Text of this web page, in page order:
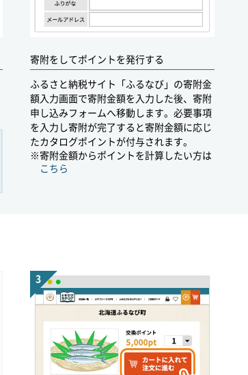
寄附をしてポイントを発行する
ふるさと納税サイト「ふるなび」の寄附金
額入力画面で寄附金額を入力した後、寄附
申し込みフォームへ移動します。必要事項
を入力し寄附が完了すると寄附金額に応じ
たカタログポイントが付与されます。
※寄附金額からポイントを計算したい方は
こちら